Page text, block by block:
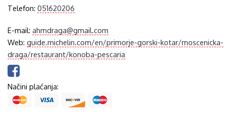
Telefon:051620206
E-mail:ahmdraga@gmail.com
Web:guide.michelin.com/en/primorje-gorski-kotar/moscenicka-
draga/restaurant/konoba-pescaria
Načini plaćanja: